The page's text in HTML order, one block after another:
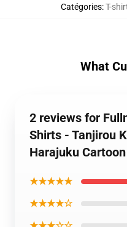
Catégories:T-
What
2 reviews for
Shirts - Tanjirou
Harajuku
★★★★★
★★★★☆